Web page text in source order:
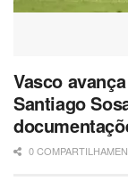
Vasco
Santiago
0